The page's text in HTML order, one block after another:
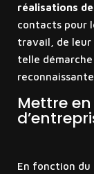
réalisations de
contacts pour
travail, de leur
telle
Mettre
En fonction du